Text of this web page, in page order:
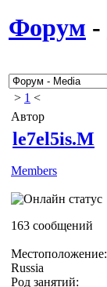
Форум -
> 1 <
Автор
le7el5is.M
Members
163 сообщений
Местоположение:
Russia
Род занятий: